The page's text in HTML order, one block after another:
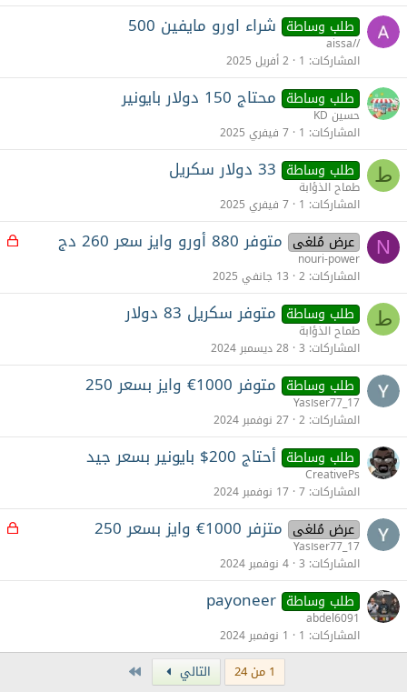
طلب وساطة شراء اورو مايفين 500
aissa//
المشاركات 1 2 أفريل 2025
طلب وساطة محتاج 150 دولار بايونير
حسين KD
المشاركات 1 7 فيفري 2025
ط طلب وساطة 33 دولار سكريل
طماح الذؤابة
المشاركات 1 7 فيفري 2025
N م عرض مُلغى متوفر 880 أورو وايز سعر 260 دج
nouri-power
المشاركات 2 13 جانفي 2025
ط طلب وساطة متوفر سكريل 83 دولار
طماح الذؤابة
المشاركات 3 28 ديسمبر 2024
طلب وساطة متوفر 1000€ وايز بسعر 250
Yas١ser77_17
المشاركات 2 27 نوفمبر 2024
طلب وساطة أحتاج 200$ بايونير بسعر جيد
CreativePs
المشاركات 7 17 نوفمبر 2024
م عرض مُلغى متزفر 1000€ وايز بسعر 250
Yas١ser77_17
المشاركات 3 4 نوفمبر 2024
طلب وساطة payoneer
abdel6091
المشاركات 1 1 نوفمبر 2024
1 من 24 التالي